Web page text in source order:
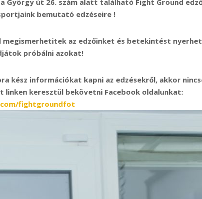
György út 26. szám alatt található Fight Ground
bemutató edzéseire !
megismerhetitek az edzőinket és betekintést
próbálni azokat!
kész információkat kapni az edzésekről, akkor
keresztül bekövetni Facebook oldalunkat:
fightgroundfot